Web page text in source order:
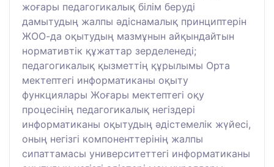
жоғары педагогикалық білім беруді
дамытудың жалпы әдіснамалық принциптерін
ЖОО-да оқытудың мазмұнын айқындайтын
нормативтік құжаттар зерделенеді;
педагогикалық қызметтің құрылымы Орта
мектептегі информатиканы оқыту
функциялары Жоғары мектептегі оқу
процесінің педагогикалық негіздері
информатиканы оқытудың әдістемелік жүйесі,
оның негізгі компоненттерінің жалпы
сипаттамасы университеттегі информатиканы